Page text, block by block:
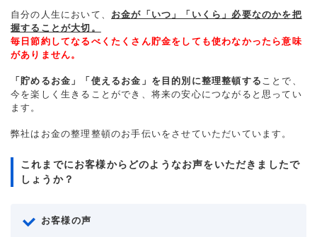
自分の人生において、 お金が「いつ」「いくら」必要なのかを把
握することが大切。
毎日節約してなるべくたくさん貯金をしても使わなかったら意味
がありません。
「貯めるお金」「使えるお金」を目的別に整理整頓する ことで、
今を楽しく生きることができ、将来の安心につながると思ってい
ます。
弊社はお金の整理整頓のお手伝いをさせていただいています。
これまでにお客様からどのようなお声をいただきましたで
しょうか？
お客様の声